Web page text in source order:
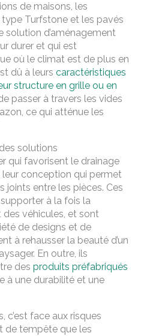
de maisons, les
Turfstone et les pavés
solution d’aménagement
durer et qui est
où le climat est de plus en
dû à leurs caractéristiques
structure en grille ou en
passer à travers les vides
ce qui atténue les
solutions
qui favorisent le drainage
conception qui permet
joints entre les pièces. Ces
à la fois la
véhicules, et sont
de designs et de
à rehausser la beauté d’un
En outre, ils
des produits préfabriqués
à une durabilité et une
c’est face aux risques
de tempête que les